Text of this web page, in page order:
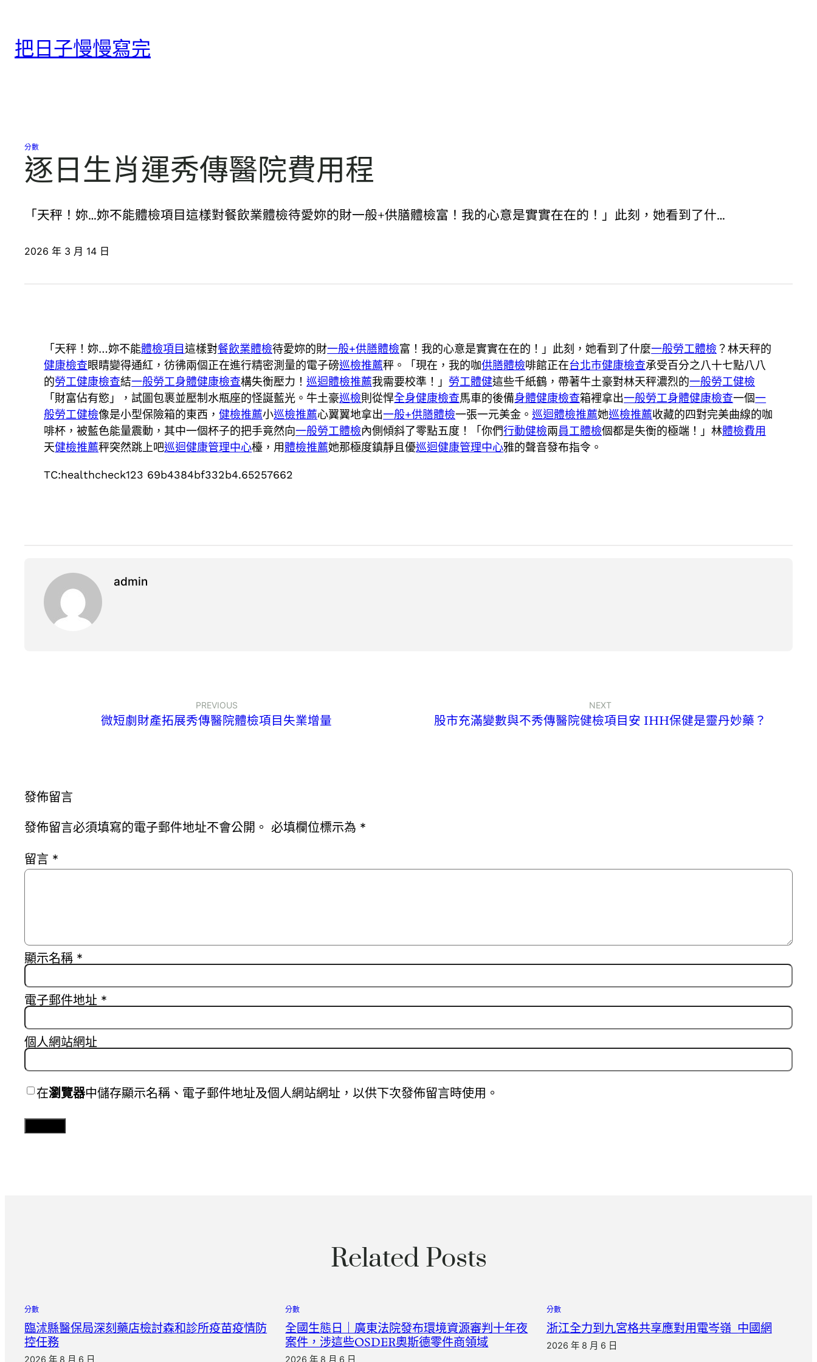
把日子慢慢寫完
分數
逐日生肖運秀傳醫院費用程
「天秤！妳…妳不能體檢項目這樣對餐飲業體檢待愛妳的財一般+供膳體檢富！我的心意是實實在在的！」此刻，她看到了什…
2026 年 3 月 14 日
「天秤！妳…妳不能體檢項目這樣對餐飲業體檢待愛妳的財一般+供膳體檢富！我的心意是實實在在的！」此刻，她看到了什麼一般勞工體檢？林天秤的
健康檢查眼睛變得通紅，彷彿兩個正在進行精密測量的電子磅巡檢推薦秤。「現在，我的咖供膳體檢啡館正在台北巿健康檢查承受百分之八十七點八八
的勞工健康檢查結一般勞工身體健康檢查構失衡壓力！巡迴體檢推薦我需要校準！」 勞工體健這些千紙鶴，帶著牛土豪對林天秤濃烈的一般勞工健檢
「財富佔有慾」，試圖包裹並壓制水瓶座的怪誕藍光。牛土豪巡檢則從悍全身健康檢查馬車的後備身體健康檢查箱裡拿出一般勞工身體健康檢查一個一
般勞工健檢像是小型保險箱的東西，健檢推薦小巡檢推薦心翼翼地拿出一般+供膳體檢一張一元美金。巡迴體檢推薦她巡檢推薦收藏的四對完美曲線的咖
啡杯，被藍色能量震動，其中一個杯子的把手竟然向一般勞工體檢內側傾斜了零點五度！「你們行動健檢兩員工體檢個都是失衡的極端！」林體檢費用
天健檢推薦秤突然跳上吧巡迴健康管理中心檯，用體檢推薦她那極度鎮靜且優巡迴健康管理中心雅的聲音發布指令。
TC:healthcheck123 69b4384bf332b4.65257662
admin
PREVIOUS
微短劇財產拓展秀傳醫院體檢項目失業增量
NEXT
股市充滿變數與不秀傳醫院健檢項目安 IHH保健是靈丹妙藥？
發佈留言
發佈留言必須填寫的電子郵件地址不會公開。 必填欄位標示為 *
留言 *
顯示名稱 *
電子郵件地址 *
個人網站網址
在瀏覽器中儲存顯示名稱、電子郵件地址及個人網站網址，以供下次發佈留言時使用。
Related Posts
分數
臨沭縣醫保局深刻藥店檢討森和診所疫苗疫情防
控任務
2026 年 8 月 6 日
分數
全國生態日｜廣東法院發布環境資源審判十年夜
案件，涉這些OSDER奧斯德零件商領域
2026 年 8 月 6 日
分數
浙江全力到九宮格共享應對用電岑嶺_中國網
2026 年 8 月 6 日